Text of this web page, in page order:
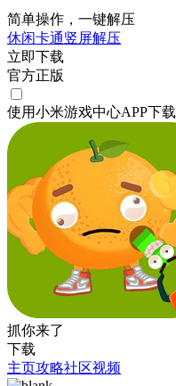
简单操作，一键解压
休闲卡通竖屏解压
立即下载
官方正版
使用小米游戏中心APP下载
抓你来了
下载
主页攻略社区视频